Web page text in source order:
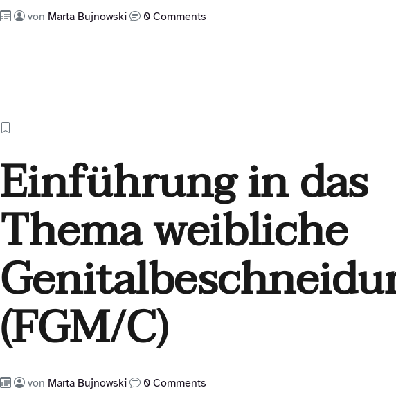
von Marta Bujnowski 0 Comments
Einführung in das
Thema weibliche
(FGM/C)
von Marta Bujnowski 0 Comments